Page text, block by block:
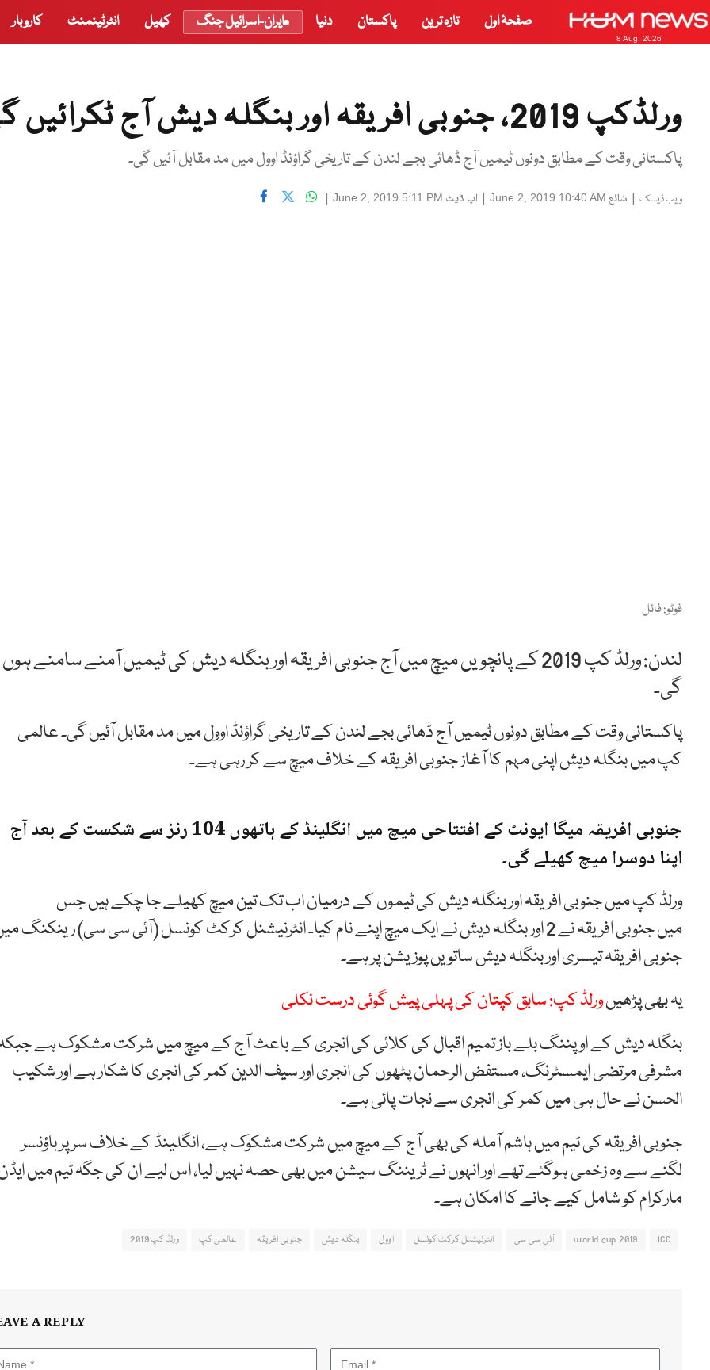
8 Aug, 2026
صفحۂ اول تازہ ترین پاکستان دنیا ایران-اسرائیل جنگ کھیل انٹرٹینمنٹ کاروبار
ورلڈکپ 2019، جنوبی افریقہ اور بنگلہ دیش آج ٹکرائیں گے
پاکستانی وقت کے مطابق دونوں ٹیمیں آج ڈھائی بجے لندن کے تاریخی گراؤنڈ اوول میں مد مقابل آئیں گی۔
ویب ڈیسک | شائع June 2, 2019 10:40 AM
| اپ ڈیٹ June 2, 2019 5:11 PM
|
فوٹو: فائل
لندن: ورلڈ کپ 2019 کے پانچویں میچ میں آج جنوبی افریقہ اور بنگلہ دیش کی ٹیمیں آمنے سامنے ہوں
گی۔
پاکستانی وقت کے مطابق دونوں ٹیمیں آج ڈھائی بجے لندن کے تاریخی گراؤنڈ اوول میں مد مقابل آئیں گی۔ عالمی
کپ میں بنگلہ دیش اپنی مہم کا آغاز جنوبی افریقہ کے خلاف میچ سے کر رہی ہے۔
جنوبیافریقہمیگاایونٹکےافتتاحیمیچمیںانگلینڈکےہاتھوں رنزسےشکستکے بعد آج
اپنا دوسرا میچ کھیلے گی۔
ورلڈکپمیںجنوبیافریقہاوربنگلہدیشکیٹیموںکےدرمیانابتکتینمیچکھیلےجا چکے ہیں جس
میںجنوبیافریقہنے بنگلہدیشنےایکمیچاپنےنامکیا۔ انٹرنیشنل کرکٹ کونسل (آئیسیسی)رینکنگ
جنوبیافریقہتیسریاوربنگلہدیشساتویںپوزیشنپرہے۔
یہ بھی پڑھیںورلڈ کپ: سابق کپتان کی پہلی پیش گوئی درست نکلی
بنگلہ دیش کے اوپننگ بلے باز تمیم اقبال کی کلائی کی انجری کے باعث آج کے میچ میں شرکت مشکوک ہے
مشرفی مرتضی ایمسٹرنگ، مستفض الرحمان پٹھوں کی انجری اور سیف الدین کمر کی انجری کا شکار ہے اور شکیب
الحسن نے حال ہی میں کمر کی انجری سے نجات پائی ہے۔
جنوبی افریقہ کی ٹیم میں ہاشم آملہ کی بھی آج کے میچ میں شرکت مشکوک ہے، انگلینڈ کے خلاف سر پر باؤنسر
لگنے سے وہ زخمی ہوگئے تھے اور انہوں نے ٹریننگ سیشن میں بھی حصہ نہیں لیا، اس لیے ان کی جگہ ٹیم میں
مارکرام کو شامل کیے جانے کا امکان ہے۔
ICC
world cup 2019 آئی سی سی انٹرنیشنل کرکٹ کونسل اوول بنگلہ دیش جنوبی افریقہ عالمی کپ ورلڈ کپ 2019
A REPLY